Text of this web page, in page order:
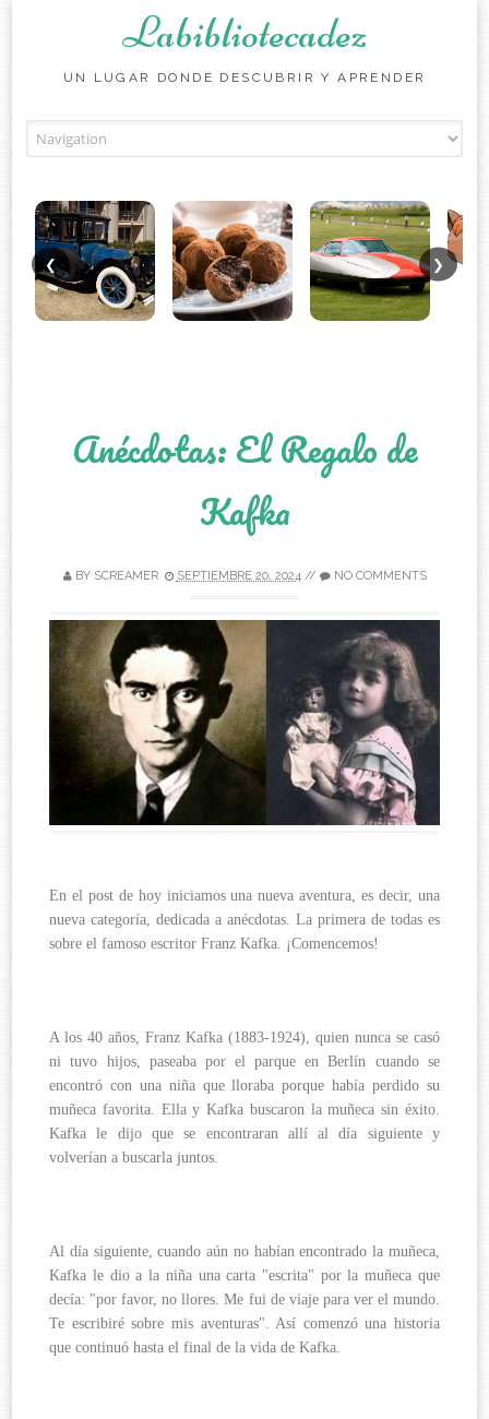
Labibliotecadez
UN LUGAR DONDE DESCUBRIR Y APRENDER
❮ ❯
Anécdotas: El Regalo de
Kafka
BY SCREAMER SEPTIEMBRE 20, 2024// NO COMMENTS
En el post de hoy iniciamos una nueva aventura, es decir, una
nueva categoría, dedicada a anécdotas. La primera de todas es
sobre el famoso escritor Franz Kafka. ¡Comencemos!
A los 40 años, Franz Kafka (1883-1924), quien nunca se casó
ni tuvo hijos, paseaba por el parque en Berlín cuando se
encontró con una niña que lloraba porque había perdido su
muñeca favorita. Ella y Kafka buscaron la muñeca sin éxito.
Kafka le dijo que se encontraran allí al día siguiente y
volverían a buscarla juntos.
Al día siguiente, cuando aún no habían encontrado la muñeca,
Kafka le dio a la niña una carta "escrita" por la muñeca que
decía: "por favor, no llores. Me fui de viaje para ver el mundo.
Te escribiré sobre mis aventuras". Así comenzó una historia
que continuó hasta el final de la vida de Kafka.